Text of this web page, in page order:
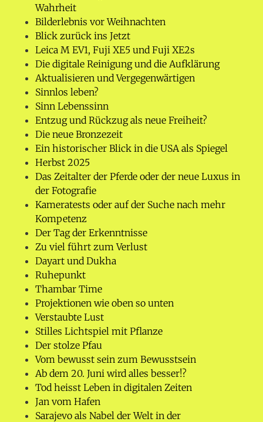
Wahrheit
Bilderlebnis vor Weihnachten
Blick zurück ins Jetzt
Leica M EV1, Fuji XE5 und Fuji XE2s
Die digitale Reinigung und die Aufklärung
Aktualisieren und Vergegenwärtigen
Sinnlos leben?
Sinn Lebenssinn
Entzug und Rückzug als neue Freiheit?
Die neue Bronzezeit
Ein historischer Blick in die USA als Spiegel
Herbst 2025
Das Zeitalter der Pferde oder der neue Luxus in
der Fotografie
Kameratests oder auf der Suche nach mehr
Kompetenz
Der Tag der Erkenntnisse
Zu viel führt zum Verlust
Dayart und Dukha
Ruhepunkt
Thambar Time
Projektionen wie oben so unten
Verstaubte Lust
Stilles Lichtspiel mit Pflanze
Der stolze Pfau
Vom bewusst sein zum Bewusstsein
Ab dem 20. Juni wird alles besser!?
Tod heisst Leben in digitalen Zeiten
Jan vom Hafen
Sarajevo als Nabel der Welt in der